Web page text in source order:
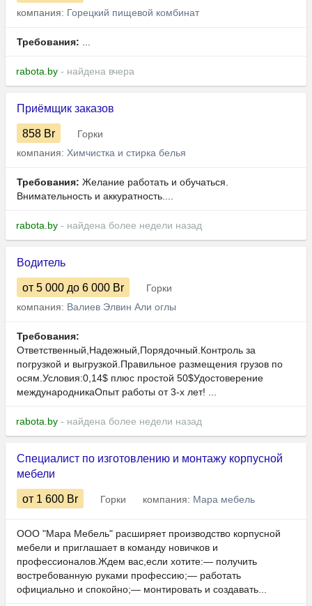
компания: Горецкий пищевой комбинат
Требования: ...
rabota.by - найдена вчера
Приёмщик заказов
858 Br
Горки
компания: Химчистка и стирка белья
Требования: Желание работать и обучаться.
Внимательность и аккуратность....
rabota.by - найдена более недели назад
Водитель
от 5 000 до 6 000 Br
Горки
компания: Валиев Элвин Али оглы
Требования:
Ответственный,Надежный,Порядочный.Контроль за
погрузкой и выгрузкой.Правильное размещения грузов по
осям.Условия:0,14$ плюс простой 50$Удостоверение
международникаОпыт работы от 3-х лет! ...
rabota.by - найдена более недели назад
Специалист по изготовлению и монтажу корпусной
мебели
от 1 600 Br Горки компания: Мара мебель
ООО "Мара Мебель" расширяет производство корпусной
мебели и приглашает в команду новичков и
профессионалов.Ждем вас,если хотите:— получить
востребованную руками профессию;— работать
официально и спокойно;— монтировать и создавать...